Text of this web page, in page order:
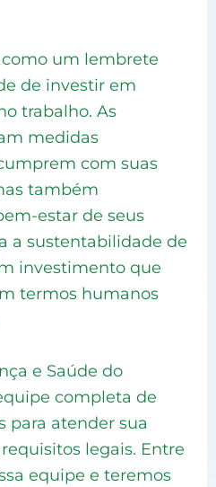
um lembrete
de investir em
trabalho. As
medidas
com suas
também
estar de seus
a sustentabilidade de
investimento que
termos humanos
e Saúde do
completa de
para atender sua
legais. Entre
equipe e teremos